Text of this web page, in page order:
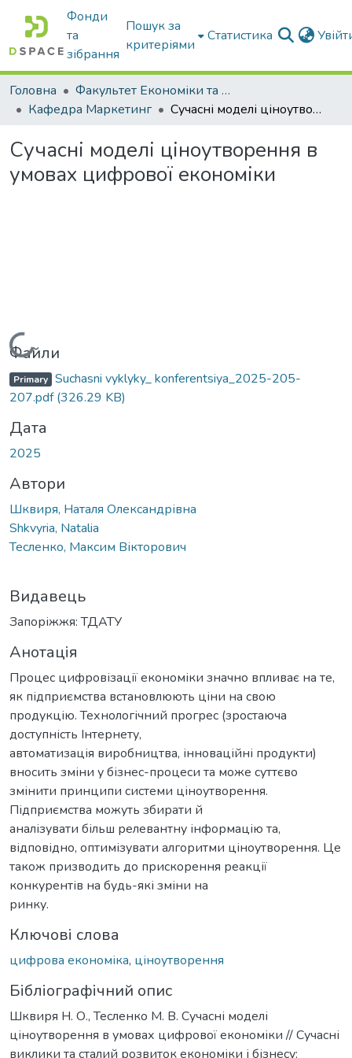
Фонди
та
зібрання
Пошук за
критеріями
Статистика
Головна
Факультет Економіки та бізнесу
Кафедра Маркетинг
Сучасні моделі ціноутворення в умовах цифрової економіки
Сучасні моделі ціноутворення в
умовах цифрової економіки
Вантажиться...
Файли
Primary Suchasni vyklyky_ konferentsiya_2025-205-
207.pdf(326.29 KB)
Дата
2025
Автори
Шквиря, Наталя Олександрівна
Shkvyria, Natalia
Тесленко, Максим Вікторович
Видавець
Запоріжжя: ТДАТУ
Анотація
Процес цифровізації економіки значно впливає на те,
як підприємства встановлюють ціни на свою
продукцію. Технологічний прогрес (зростаюча
доступність Інтернету,
автоматизація виробництва, інноваційні продукти)
вносить зміни у бізнес-процеси та може суттєво
змінити принципи системи ціноутворення.
Підприємства можуть збирати й
аналізувати більш релевантну інформацію та,
відповідно, оптимізувати алгоритми ціноутворення. Це
також призводить до прискорення реакції
конкурентів на будь-які зміни на
ринку.
Ключові слова
цифрова економіка, ціноутворення
Бібліографічний опис
Шквиря Н. О., Тесленко М. В. Сучасні моделі
ціноутворення в умовах цифрової економіки // Сучасні
виклики та сталий розвиток економіки і бізнесу: